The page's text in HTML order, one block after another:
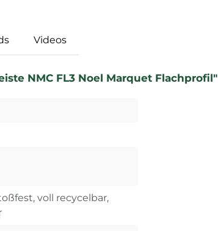
Videos
NMC FL3 Noel Marquet Flachprofil"
voll recycelbar,